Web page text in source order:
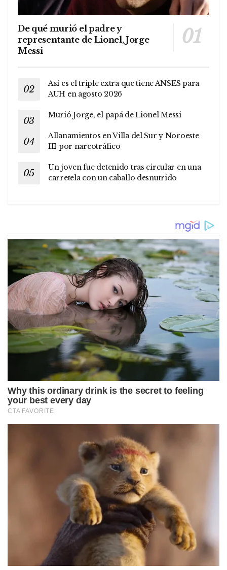
De qué murió el padre y
representante de Lionel, Jorge
Messi
Así es el triple extra que tiene ANSES para
AUH en agosto 2026
Murió Jorge, el papá de Lionel Messi
Allanamientos en Villa del Sur y Noroeste
III por narcotráfico
Un joven fue detenido tras circular en una
carretela con un caballo desnutrido